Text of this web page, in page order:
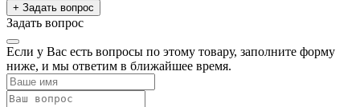
+ Задать вопрос
Задать вопрос
Если у Вас есть вопросы по этому товару, заполните форму
ниже, и мы ответим в ближайшее время.